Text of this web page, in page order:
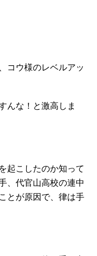
コウ様のレベルアッ
んな！と激高しま
起こしたのか知って
、代官山高校の連中
とが原因で、律は手